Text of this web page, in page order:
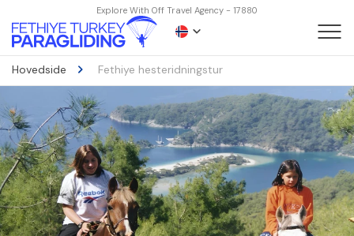
Explore With Off Travel Agency - 17880
Hovedside Fethiye hesteridningstur